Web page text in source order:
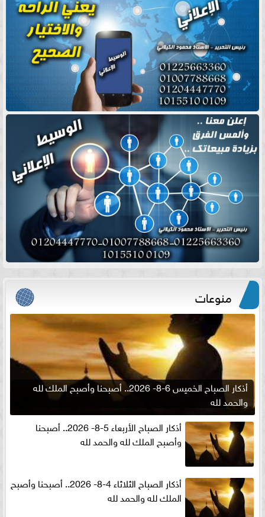
منوعات
أذكار الصباح الخميس 6-8- 2026.. أصبحنا وأصبح الملك لله
والحمد لله
أذكار الصباح الأربعاء 5-8- 2026.. أصبحنا
وأصبح الملك لله والحمد لله
أذكار الصباح الثلاثاء 4-8- 2026.. أصبحنا وأصبح
الملك لله والحمد لله